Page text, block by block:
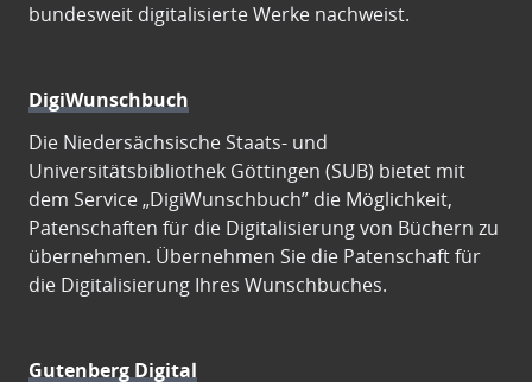
bundesweit digitalisierte Werke nachweist.
DigiWunschbuch
Die Niedersächsische Staats- und
Universitätsbibliothek Göttingen (SUB) bietet mit
dem Service „DigiWunschbuch” die Möglichkeit,
Patenschaften für die Digitalisierung von Büchern zu
übernehmen. Übernehmen Sie die Patenschaft für
die Digitalisierung Ihres Wunschbuches.
Gutenberg Digital